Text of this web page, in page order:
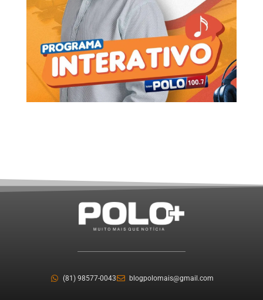
(81) 98577-0043 blogpolomais@gmail.com